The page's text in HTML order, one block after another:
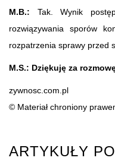
M.B.: Tak. Wynik
rozwiązywania sporów
rozpatrzenia sprawy przed
M.S.: Dziękuję za
zywnosc.com.pl
© Materiał chroniony
ARTYKUŁY